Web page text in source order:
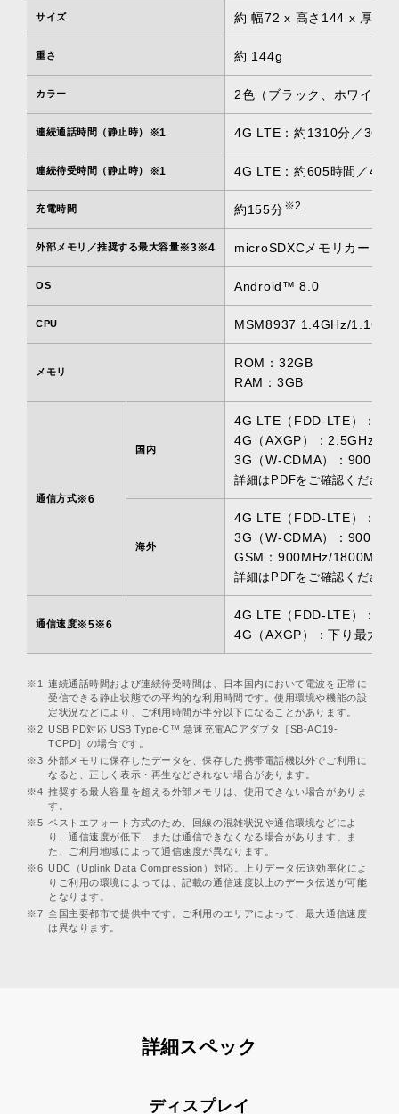
サイズ 約 幅72 x 高さ144 x 厚さ
重さ 約 144g
カラー 2色（ブラック、ホワイト）
連続通話時間（静止時） ※1 4G LTE：約1310分／3G
連続待受時間（静止時） ※1 4G LTE：約605時間／4G
充電時間 約155分※2
外部メモリ／推奨する最大容量※3※4 microSDXCメモリカード
OS Android™ 8.0
CPU MSM8937 1.4GHz/
メモリ
ROM：32GB
RAM：3GB
通信方式※6
国内
4G LTE（FDD-LTE）：
4G（AXGP）：2.5GHz
3G（W-CDMA）：
詳細はPDFをご確認ください
海外
4G LTE（FDD-LTE）：
3G（W-CDMA）：
GSM：900MHz/
詳細はPDFをご確認ください
通信速度※5※6
4G LTE（FDD-LTE）：下
4G（AXGP）：下り最大
※1
連続通話時間および連続待受時間は、日本国内において電波を正常に
受信できる静止状態での平均的な利用時間です。使用環境や機能の設
定状況などにより、ご利用時間が半分以下になることがあります。
※2 USB PD対応 USB Type-C™ 急速充電ACアダプタ［SB-AC19-
TCPD］の場合です。
※3 外部メモリに保存したデータを、保存した携帯電話機以外でご利用に
なると、正しく表示・再生などされない場合があります。
※4 推奨する最大容量を超える外部メモリは、使用できない場合がありま
す。
※5 ベストエフォート方式のため、回線の混雑状況や通信環境などによ
り、通信速度が低下、または通信できなくなる場合があります。ま
た、ご利用地域によって通信速度が異なります。
※6 UDC（Uplink Data Compression）対応。上りデータ伝送効率化によ
りご利用の環境によっては、記載の通信速度以上のデータ伝送が可能
となります。
※7 全国主要都市で提供中です。ご利用のエリアによって、最大通信速度
は異なります。
詳細スペック
ディスプレイ